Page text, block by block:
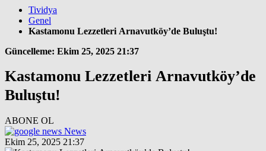
Tividya
Genel
Kastamonu Lezzetleri Arnavutköy’de Buluştu!
Güncelleme: Ekim 25, 2025 21:37
Kastamonu Lezzetleri Arnavutköy’de
Buluştu!
ABONE OL
News
Ekim 25, 2025 21:37